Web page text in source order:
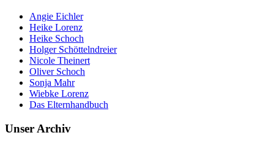
Angie Eichler
Heike Lorenz
Heike Schoch
Holger Schöttelndreier
Nicole Theinert
Oliver Schoch
Sonja Mahr
Wiebke Lorenz
Das Elternhandbuch
Unser Archiv